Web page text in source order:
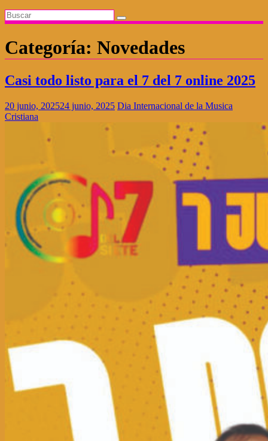
Categoría: Novedades
Casi todo listo para el 7 del 7 online 2025
20 junio, 202524 junio, 2025 Dia Internacional de la Musica
Cristiana